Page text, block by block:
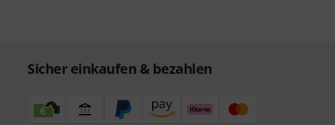
Sicher einkaufen & bezahlen